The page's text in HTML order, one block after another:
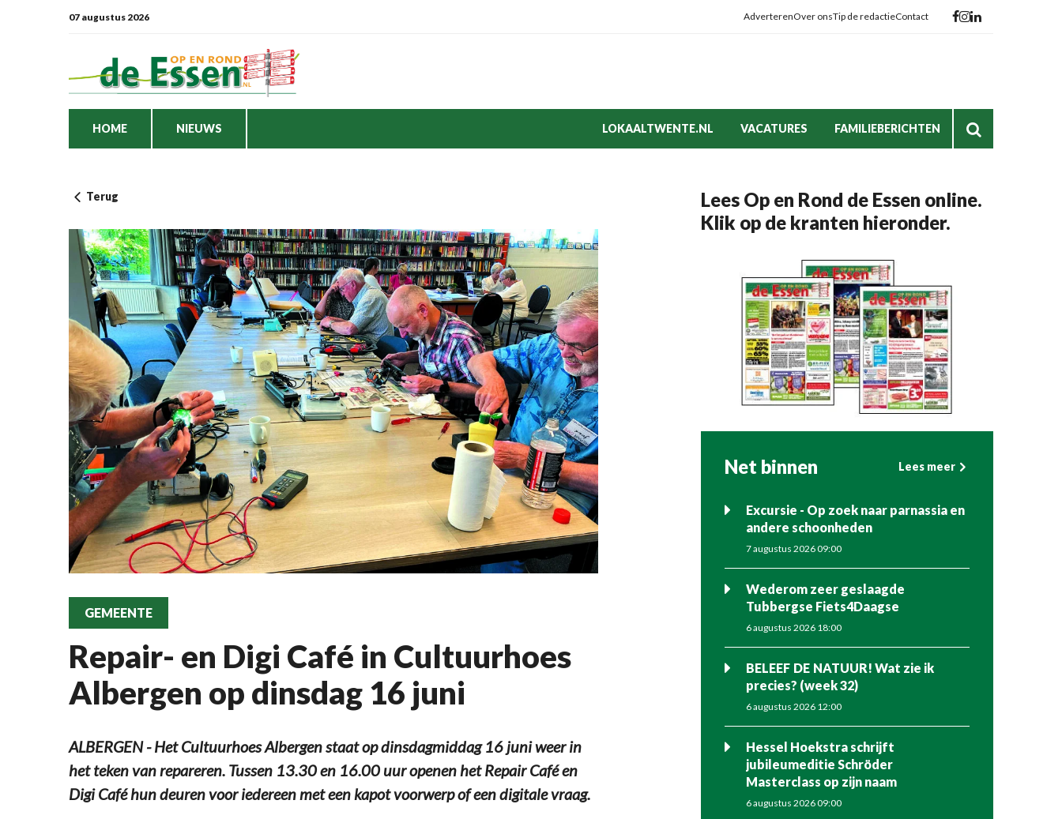
07 augustus 2026 AdverterenOver onsTip de redactieContact
HOME NIEUWS LOKAALTWENTE.NL VACATURES FAMILIEBERICHTEN
Terug
GEMEENTE
Repair- en Digi Café in Cultuurhoes
Albergen op dinsdag 16 juni
ALBERGEN - Het Cultuurhoes Albergen staat op dinsdagmiddag 16 juni weer in
het teken van repareren. Tussen 13.30 en 16.00 uur openen het Repair Café en
Digi Café hun deuren voor iedereen met een kapot voorwerp of een digitale vraag.
Lees Op en Rond de Essen online.
Klik op de kranten hieronder.
Net binnen Lees meer
Excursie - Op zoek naar parnassia en
andere schoonheden
7 augustus 2026 09:00
Wederom zeer geslaagde
Tubbergse Fiets4Daagse
6 augustus 2026 18:00
BELEEF DE NATUUR! Wat zie ik
precies? (week 32)
6 augustus 2026 12:00
Hessel Hoekstra schrijft
jubileumeditie Schröder
Masterclass op zijn naam
6 augustus 2026 09:00